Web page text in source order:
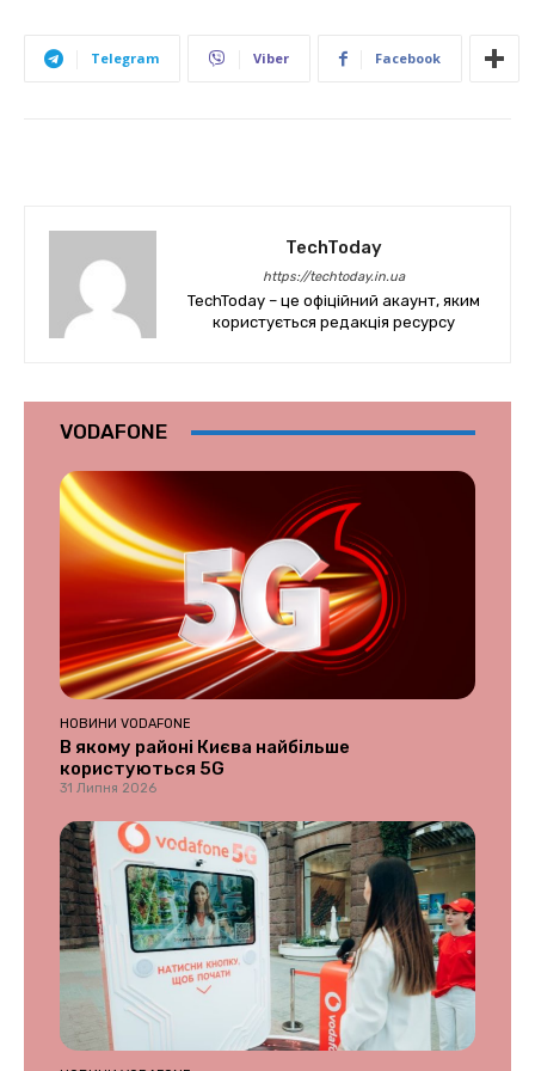
Telegram Viber Facebook
TechToday
https://techtoday.in.ua
TechToday – це офіційний акаунт, яким
користується редакція ресурсу
VODAFONE
НОВИНИ VODAFONE
В якому районі Києва найбільше
користуються 5G
31 Липня 2026